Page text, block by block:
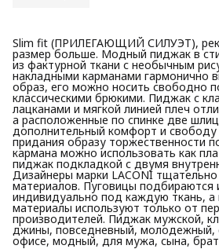
Slim fit (ПРИЛЕГАЮЩИЙ СИЛУЭТ),
размер больше. Модный пиджак в
из фактурной ткани с необычным
накладными карманами гармонично
образ, его можно носить свободно
классическими брюкими. Пиджак с
лацканами и мягкой линией плеч
а расположенные по спинке две
дополнительный комфорт и
придания образу торжественности
кармана можно использовать как
пиджак подкладкой с двумя
Дизайнеры марки LACONI
материалов. Пуговицы подбираются
индивидуально под каждую ткань, а
материалы используют только от
производителей. Пиджак мужской,
джины, повседневный, молодежный,
офисе, модный, для мужа, сына,